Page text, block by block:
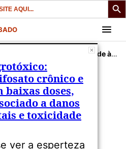
Agrotóxico: Bayer pede à Suprema Corte dos EUA que bloqueie ações judiciais alegando que não alertou sobre o câncer
Bayer
crônico e
baixas doses,
a danos
e toxicidade
ver a esperteza